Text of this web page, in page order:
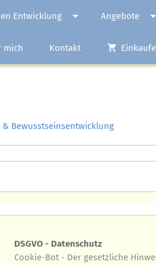
Entwicklung Angebote
mich Kontakt
Bewusstseinsentwicklung
DSGVO - Datenschutz
Cookie-Bot - Der gesetzliche